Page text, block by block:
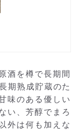
酒を樽で長期間
期熟成貯蔵のた
味のある優しい
い、芳醇でまろ
外は何も加えな